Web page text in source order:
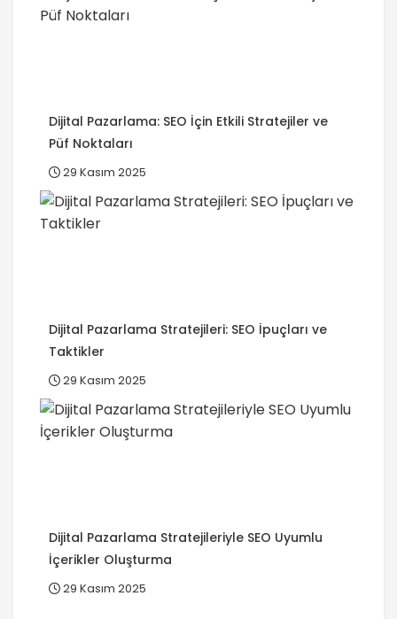
Dijital Pazarlama: SEO İçin Etkili Stratejiler ve
Püf Noktaları
29 Kasım 2025
Dijital Pazarlama Stratejileri: SEO İpuçları ve
Taktikler
29 Kasım 2025
Dijital Pazarlama Stratejileriyle SEO Uyumlu
İçerikler Oluşturma
29 Kasım 2025